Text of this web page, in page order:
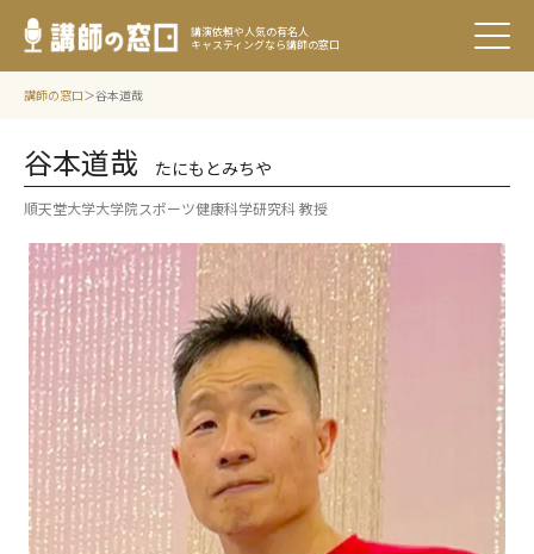
講演依頼や人気の有名人
キャスティングなら講師の窓口
講師の窓口 谷本道哉
谷本道哉 たにもとみちや
順天堂大学大学院スポーツ健康科学研究科 教授